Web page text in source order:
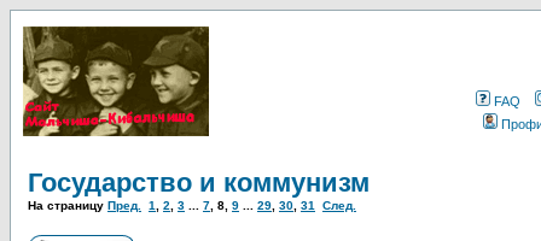
FAQ
Государство и коммунизм
На страницу Пред. 1 2 3 7 8 9 29 30 31 След.